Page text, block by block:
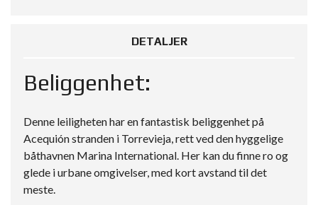
DETALJER
Beliggenhet:
Denne leiligheten har en fantastisk beliggenhet på
Acequión stranden i Torrevieja, rett ved den hyggelige
båthavnen Marina International. Her kan du finne ro og
glede i urbane omgivelser, med kort avstand til det
meste.